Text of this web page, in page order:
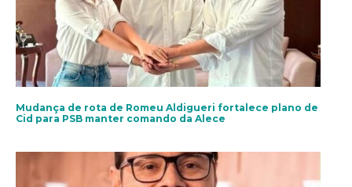
Mudança de rota de Romeu Aldigueri fortalece plano de
Cid para PSB manter comando da Alece